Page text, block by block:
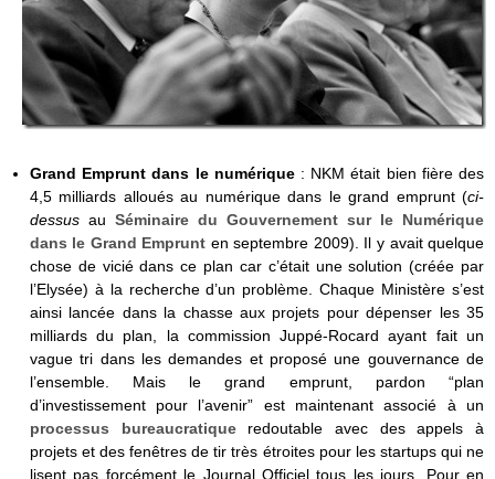
Grand Emprunt dans le numérique : NKM était bien fière des
4,5 milliards alloués au numérique dans le grand emprunt (ci-
dessus au Séminaire du Gouvernement sur le Numérique
dans le Grand Emprunt en septembre 2009). Il y avait quelque
chose de vicié dans ce plan car c’était une solution (créée par
l’Elysée) à la recherche d’un problème. Chaque Ministère s’est
ainsi lancée dans la chasse aux projets pour dépenser les 35
milliards du plan, la commission Juppé-Rocard ayant fait un
vague tri dans les demandes et proposé une gouvernance de
l’ensemble. Mais le grand emprunt, pardon “plan
d’investissement pour l’avenir” est maintenant associé à un
processus bureaucratiqueredoutable avec des appels à
projets et des fenêtres de tir très étroites pour les startups qui ne
lisent pas forcément le Journal Officiel tous les jours. Pour en